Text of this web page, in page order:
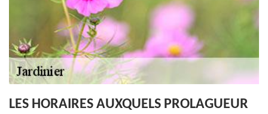
LES HORAIRES AUXQUELS PROLAGUEUR